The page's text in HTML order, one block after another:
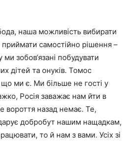
наша можливість вибирати
самостійно рішення –
зобов‘язані побудувати
дітей та онуків. Томос
ми є. Ми більше не гості у
Росія заважає нам йти в
вороття назад немає. Те,
добробут нашим нащадкам,
то й нам з вами. Усіх зі